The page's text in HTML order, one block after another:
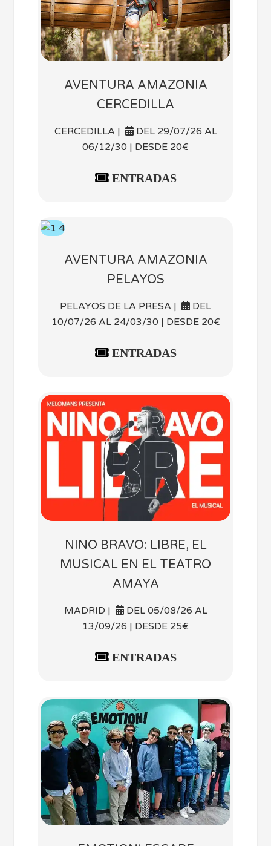
AVENTURA AMAZONIA
CERCEDILLA
CERCEDILLA |
DEL 29/07/26 AL
06/12/30 | DESDE 20€
ENTRADAS
AVENTURA AMAZONIA
PELAYOS
PELAYOS DE LA PRESA |
DEL
10/07/26 AL 24/03/30 | DESDE 20€
ENTRADAS
NINO BRAVO: LIBRE, EL
MUSICAL EN EL TEATRO
AMAYA
MADRID |
DEL 05/08/26 AL
13/09/26 | DESDE 25€
ENTRADAS